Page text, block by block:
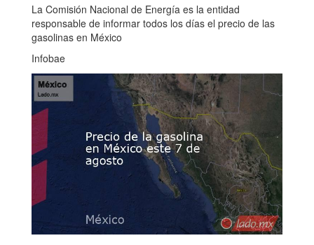
La Comisión Nacional de Energía es la entidad
responsable de informar todos los días el precio de las
gasolinas en México
Infobae